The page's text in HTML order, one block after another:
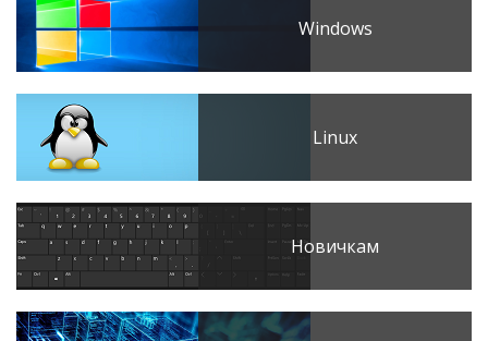
Windows
Linux
Новичкам